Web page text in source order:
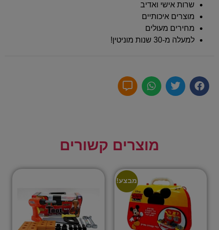
שרות אישי ואדיב
מוצרים איכותיים
מחירים מעולים
למעלה מ-30 שנות מוניטין!
מוצרים קשורים
מבצע!